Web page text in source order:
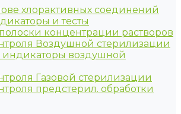
хлорактивных соединений
и тесты
концентрации растворов
Воздушной стерилизации
индикаторы воздушной
Газовой стерилизации
предстерил. обработки